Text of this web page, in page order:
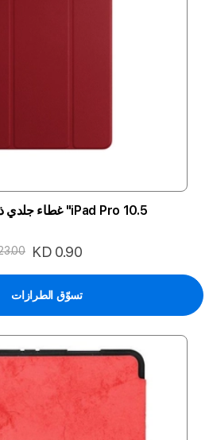
iPad Pro 10.5" غطاء جلدي ذكي باللون الأحمر
السعر
KD 0.90
تسوّق الطرازات